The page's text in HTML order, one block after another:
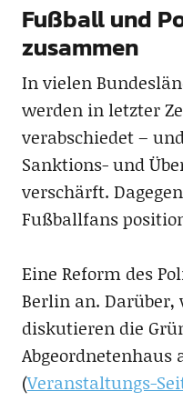
Fußball und
zusammen
In vielen
werden in letzter
verabschiedet –
Sanktions- und
verschärft.
Fußballfans
Eine Reform des
Berlin an. Darüber,
diskutieren die
Abgeordnetenhaus
(Veranstaltungs-